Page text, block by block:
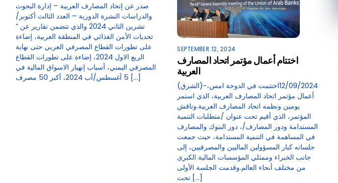
صدر عن إتحاد المصارف العربية – إدارة البحوث
والدراسات النشرة الدورية – العدد الثالث أكتوبر/
تشرين الثاني 2024 والذي تتضمن تقارير عن ”
تحديات الأمن الغذائي في المنطقة العربية، إضاءة
على تطورات القطاع المصرفي العربي حتى نهاية
الربع الاول 2024، إضاءة على تطورات القطاع
المصرفي اليمني، أسباب إنهيار الاسواق المالية في
5 أغسطس/آب 2024، أكبر 50 مصرف […]
SEPTEMBER 12, 2024
اختتام أعمال مؤتمر اتحاد المصارف
العربية
(الشرق)-12/09/2024اختتمت في الدوحة امس،
أعمال مؤتمر اتحاد المصارف العربية، الذي استمر
يومين ونظمه اتحاد المصارف العربية.وناقش
المؤتمر، الذي أقيم تحت عنوان /متطلبات التنمية
المستدامة ودور المصارف/، دور البنوك والمصارف
في المساهمة في التنمية المستدامة، حيث جمعت
جلساته كبار المسؤولين الماليين والمصرفيين، إلى
جانب الخبراء وممثلي المؤسسات المالية الكبرى
من مختلف أنحاء العالم.وقدمت الجلسة الأولى
تحت […]